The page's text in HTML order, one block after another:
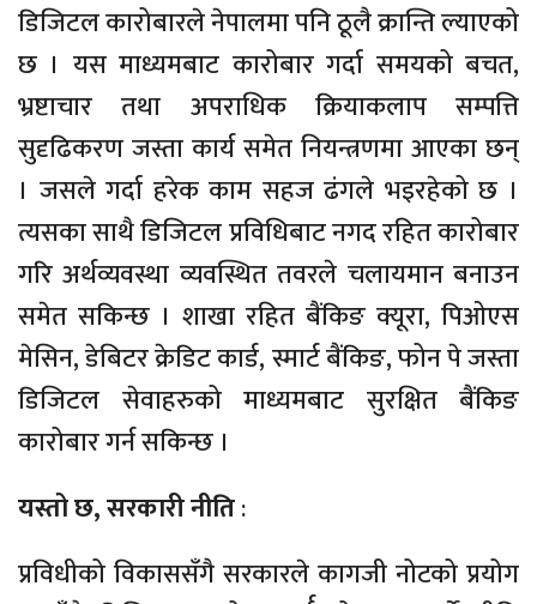
डिजिटल कारोबारले नेपालमा पनि ठूलै क्रान्ति ल्याएको
छ । यस माध्यमबाट कारोबार गर्दा समयको बचत,
भ्रष्टाचार तथा अपराधिक क्रियाकलाप सम्पत्ति
सुदृढिकरण जस्ता कार्य समेत नियन्त्रणमा आएका छन्
। जसले गर्दा हरेक काम सहज ढंगले भइरहेको छ ।
त्यसका साथै डिजिटल प्रविधिबाट नगद रहित कारोबार
गरि अर्थव्यवस्था व्यवस्थित तवरले चलायमान बनाउन
समेत सकिन्छ । शाखा रहित बैंकिङ क्यूरा, पिओएस
मेसिन, डेबिटर क्रेडिट कार्ड, स्मार्ट बैंकिङ, फोन पे जस्ता
डिजिटल सेवाहरुको माध्यमबाट सुरक्षित बैंकिङ
कारोबार गर्न सकिन्छ ।
यस्तो छ, सरकारी नीति:
प्रविधीको विकाससँगै सरकारले कागजी नोटको प्रयोग